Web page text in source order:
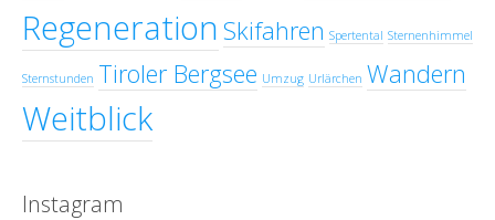
Regeneration Skifahren Spertental Sternenhimmel
Sternstunden Tiroler Bergsee Umzug Urlärchen Wandern
Weitblick
Instagram